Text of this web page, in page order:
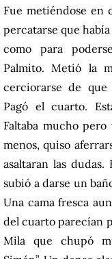
Fue metiéndose en
percatarse que
como para
Palmito. Metió la
cerciorarse de
Pagó el cuarto.
Faltaba mucho
menos, quiso
asaltaran las dudas.
subió a darse un
Una cama fresca
del cuarto parecían
Mila que chupó